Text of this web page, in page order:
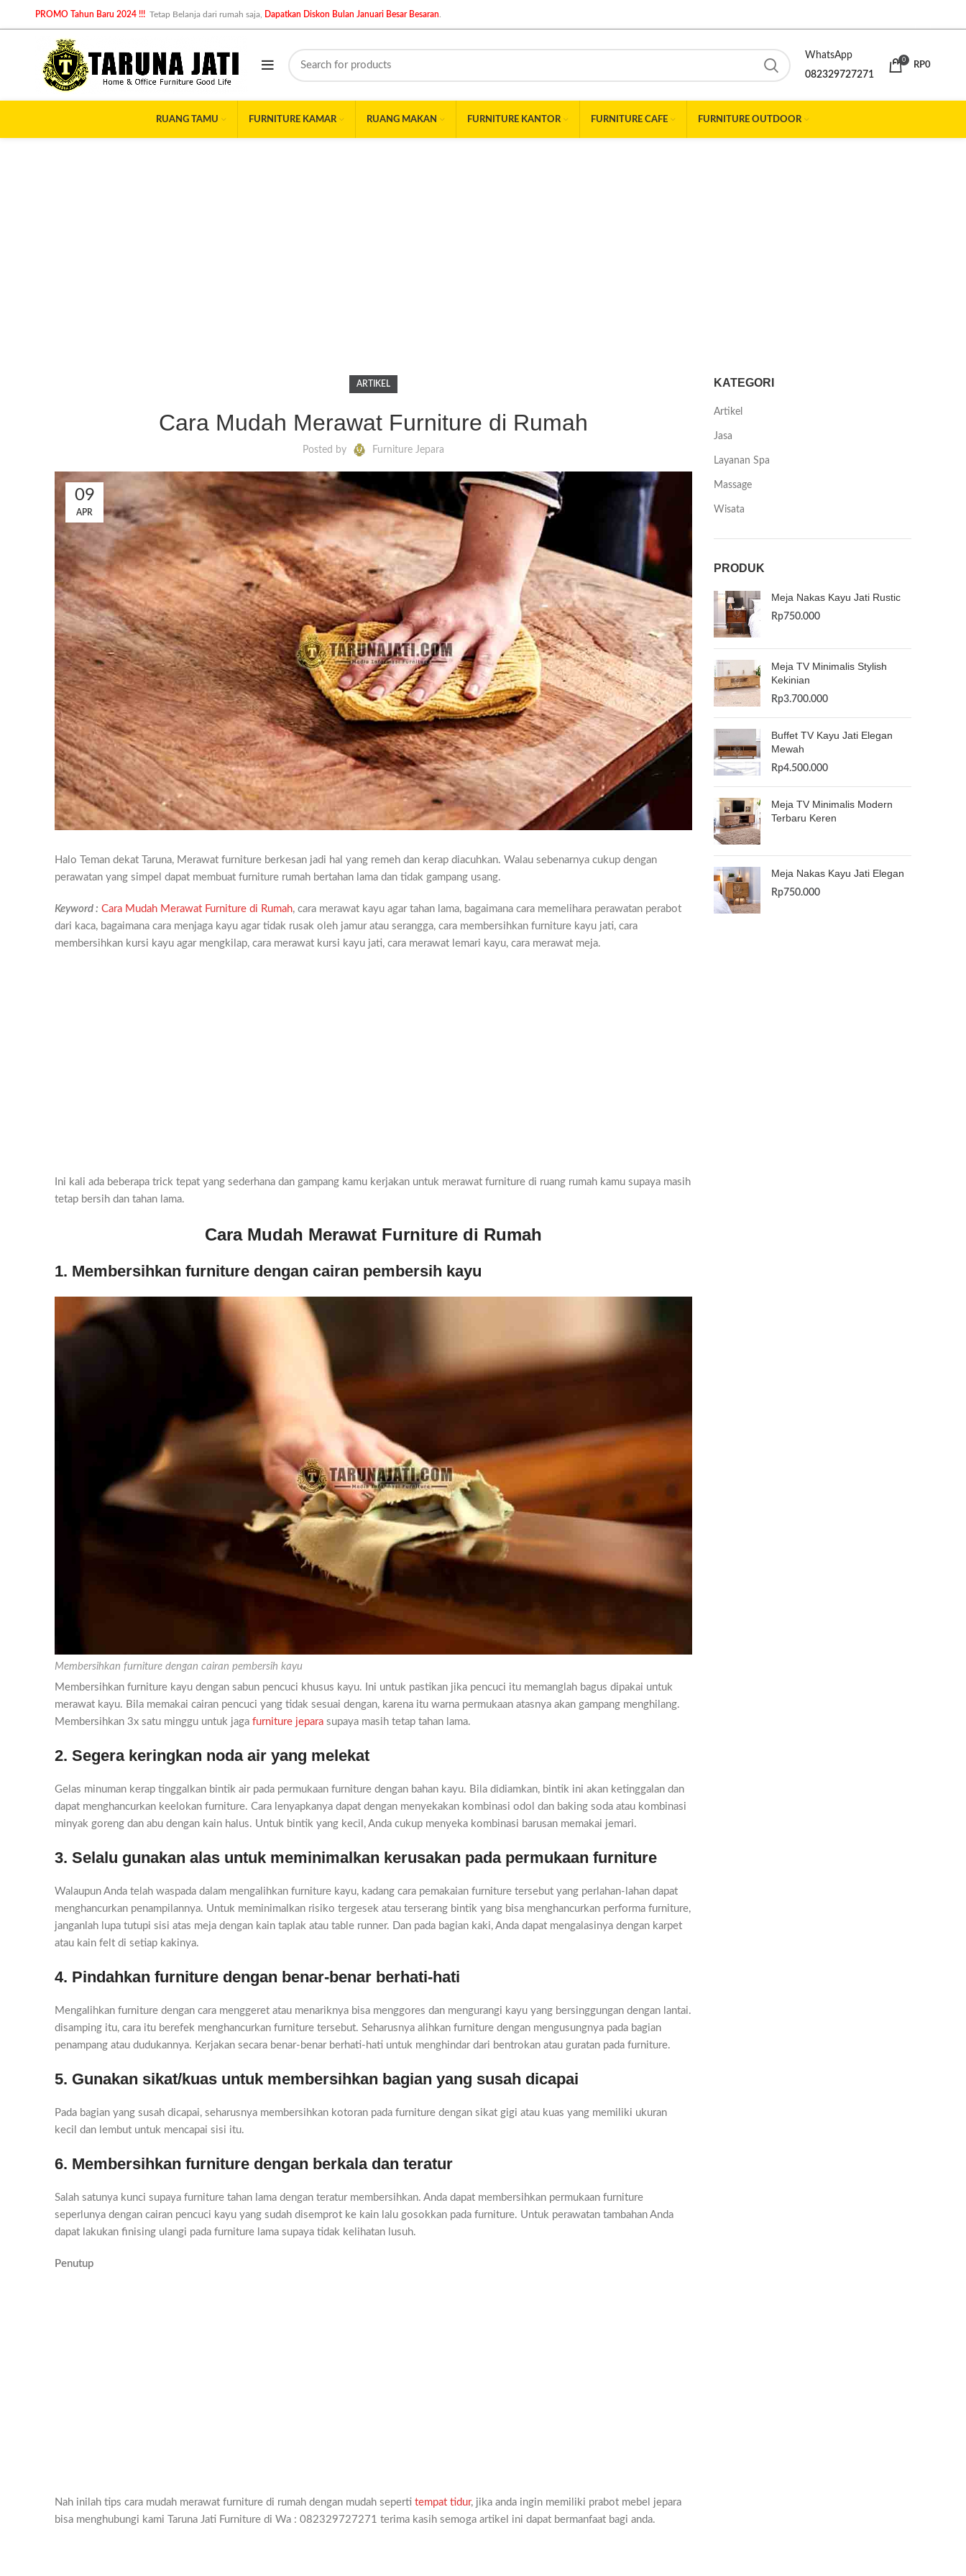
PROMO Tahun Baru 2024 !!! Tetap Belanja dari rumah saja, Dapatkan Diskon Bulan Januari Besar Besaran
WhatsApp
082329727271
0
RP0
RUANG TAMU FURNITURE KAMAR RUANG MAKAN FURNITURE KANTOR FURNITURE CAFE FURNITURE OUTDOOR
ARTIKEL
Cara Mudah Merawat Furniture di Rumah
Posted by Furniture Jepara
09
APR
Halo Teman dekat Taruna, Merawat furniture berkesan jadi hal yang remeh dan kerap diacuhkan. Walau sebenarnya cukup dengan
perawatan yang simpel dapat membuat furniture rumah bertahan lama dan tidak gampang usang.
Keyword : Cara Mudah Merawat Furniture di Rumah, cara merawat kayu agar tahan lama, bagaimana cara memelihara perawatan perabot
dari kaca, bagaimana cara menjaga kayu agar tidak rusak oleh jamur atau serangga, cara membersihkan furniture kayu jati, cara
membersihkan kursi kayu agar mengkilap, cara merawat kursi kayu jati, cara merawat lemari kayu, cara merawat meja.
Ini kali ada beberapa trick tepat yang sederhana dan gampang kamu kerjakan untuk merawat furniture di ruang rumah kamu supaya masih
tetap bersih dan tahan lama.
Cara Mudah Merawat Furniture di Rumah
1. Membersihkan furniture dengan cairan pembersih kayu
Membersihkan furniture dengan cairan pembersih kayu
Membersihkan furniture kayu dengan sabun pencuci khusus kayu. Ini untuk pastikan jika pencuci itu memanglah bagus dipakai untuk
merawat kayu. Bila memakai cairan pencuci yang tidak sesuai dengan, karena itu warna permukaan atasnya akan gampang menghilang.
Membersihkan 3x satu minggu untuk jaga furniture jepara supaya masih tetap tahan lama.
2. Segera keringkan noda air yang melekat
Gelas minuman kerap tinggalkan bintik air pada permukaan furniture dengan bahan kayu. Bila didiamkan, bintik ini akan ketinggalan dan
dapat menghancurkan keelokan furniture. Cara lenyapkanya dapat dengan menyekakan kombinasi odol dan baking soda atau kombinasi
minyak goreng dan abu dengan kain halus. Untuk bintik yang kecil, Anda cukup menyeka kombinasi barusan memakai jemari.
3. Selalu gunakan alas untuk meminimalkan kerusakan pada permukaan furniture
Walaupun Anda telah waspada dalam mengalihkan furniture kayu, kadang cara pemakaian furniture tersebut yang perlahan-lahan dapat
menghancurkan penampilannya. Untuk meminimalkan risiko tergesek atau terserang bintik yang bisa menghancurkan performa furniture,
janganlah lupa tutupi sisi atas meja dengan kain taplak atau table runner. Dan pada bagian kaki, Anda dapat mengalasinya dengan karpet
atau kain felt di setiap kakinya.
4. Pindahkan furniture dengan benar-benar berhati-hati
Mengalihkan furniture dengan cara menggeret atau menariknya bisa menggores dan mengurangi kayu yang bersinggungan dengan lantai.
disamping itu, cara itu berefek menghancurkan furniture tersebut. Seharusnya alihkan furniture dengan mengusungnya pada bagian
penampang atau dudukannya. Kerjakan secara benar-benar berhati-hati untuk menghindar dari bentrokan atau guratan pada furniture.
5. Gunakan sikat/kuas untuk membersihkan bagian yang susah dicapai
Pada bagian yang susah dicapai, seharusnya membersihkan kotoran pada furniture dengan sikat gigi atau kuas yang memiliki ukuran
kecil dan lembut untuk mencapai sisi itu.
6. Membersihkan furniture dengan berkala dan teratur
Salah satunya kunci supaya furniture tahan lama dengan teratur membersihkan. Anda dapat membersihkan permukaan furniture
seperlunya dengan cairan pencuci kayu yang sudah disemprot ke kain lalu gosokkan pada furniture. Untuk perawatan tambahan Anda
dapat lakukan finising ulangi pada furniture lama supaya tidak kelihatan lusuh.
Penutup
Nah inilah tips cara mudah merawat furniture di rumah dengan mudah seperti tempat tidur, jika anda ingin memiliki prabot mebel jepara
bisa menghubungi kami Taruna Jati Furniture di Wa : 082329727271 terima kasih semoga artikel ini dapat bermanfaat bagi anda.
KATEGORI
Artikel
Jasa
Layanan Spa
Massage
Wisata
PRODUK
Meja Nakas Kayu Jati Rustic
Rp750.000
Meja TV Minimalis Stylish
Kekinian
Rp3.700.000
Buffet TV Kayu Jati Elegan
Mewah
Rp4.500.000
Meja TV Minimalis Modern
Terbaru Keren
Meja Nakas Kayu Jati Elegan
Rp750.000